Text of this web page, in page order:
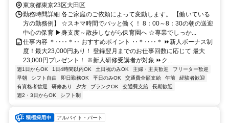
東京都東京23区大田区
勤務時間詳細 各ご家庭のご依頼によって変動します。 【働いている
方の勤務例】 ☆スキマ時間でパッと働く！ 8：00～8：30の朝の送迎
中心の保育 ▶身支度～散歩しながら保育園へ ☆専業でしっか...
仕事内容 ＊‥‥＊‥ おすすめポイント ‥＊‥‥＊ ⏩新人ボーナス制
度！最大23,000円あり！ 登録翌月までのお仕事回数に応じて 最大
23,000円プレゼント！ ※新人研修受講者が対象 ⏩ク...
週1日からOK 1日4時間以内OK 土日祝のみOK 主婦・主夫歓迎
フリーター歓迎
早朝
シフト自由 即日勤務OK 平日のみOK 交通費全額支給 午前
経験者歓迎
有資格者歓迎
研修あり 夕方 ブランクOK 交通費支給
長期歓迎
週2・3日からOK
シフト制
アルバイト・パート